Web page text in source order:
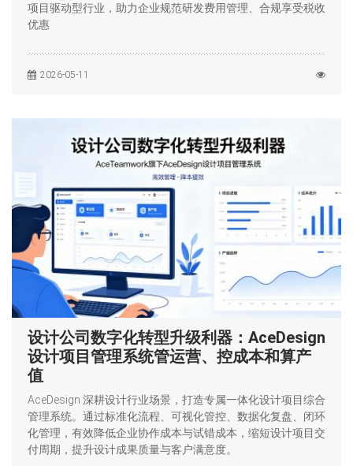
项目驱动型行业，助力企业规范研发费用管理、合规享受税收
优惠
2026-05-11
设计公司数字化转型升级利器：AceDesign
设计项目管理系统管运营、控成本和算产
值
AceDesign 深耕设计行业场景，打造专属一体化设计项目综合
管理系统。通过标准化流程、可视化管控、数据化复盘、闭环
化管理，有效降低企业协作成本与试错成本，缩短设计项目交
付周期，提升设计成果质量与客户满意度。